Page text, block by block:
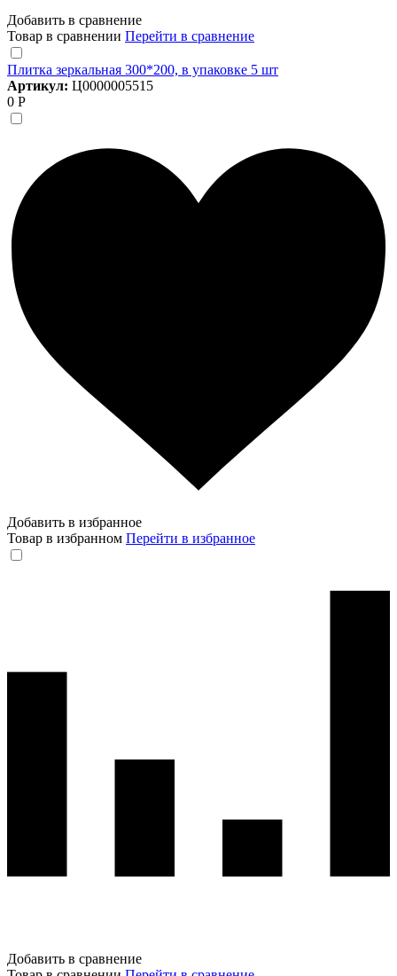
Добавить в сравнение
Товар в сравнении Перейти в сравнение
Плитка зеркальная 300*200, в упаковке 5 шт
Артикул: Ц0000005515
0 Р
Добавить в избранное
Товар в избранном Перейти в избранное
Добавить в сравнение